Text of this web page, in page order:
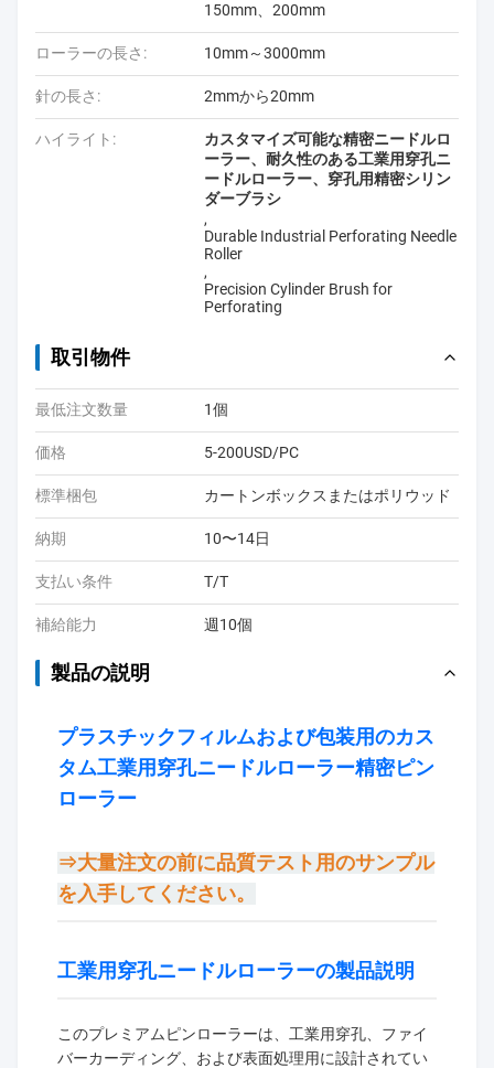
150mm、200mm
ローラーの長さ: 10mm～3000mm
針の長さ: 2mmから20mm
ハイライト:
カスタマイズ可能な精密ニードルロ
ーラー、耐久性のある工業用穿孔ニ
ードルローラー、穿孔用精密シリン
ダーブラシ
,
Durable Industrial Perforating Needle
Roller
,
Precision Cylinder Brush for
Perforating
取引物件
最低注文数量 1個
価格 5-200USD/PC
標準梱包 カートンボックスまたはポリウッド
納期 10〜14日
支払い条件 T/T
補給能力 週10個
製品の説明
プラスチックフィルムおよび包装用のカス
タム工業用穿孔ニードルローラー精密ピン
ローラー
⇒大量注文の前に品質テスト用のサンプル
を入手してください。
工業用穿孔ニードルローラーの製品説明
このプレミアムピンローラーは、工業用穿孔、ファイ
バーカーディング、および表面処理用に設計されてい